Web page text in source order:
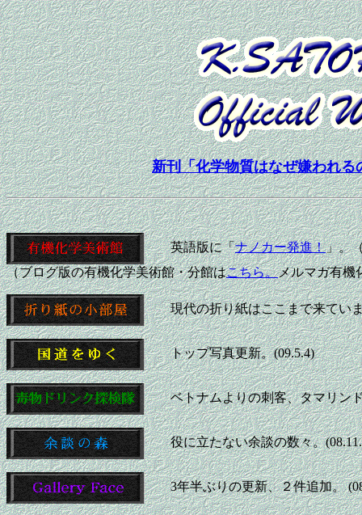
新刊「化学物質はなぜ嫌われ
英語版に「ナノカー発進！」。
（ブログ版の有機化学美術館・分館はこちら。メルマガ有機
現代の折り紙はここまで来てい
トップ写真更新。(09.5.4)
ベトナムよりの刺客、タマリンド
役に立たない余談の数々。
3年半ぶりの更新、２件追加。